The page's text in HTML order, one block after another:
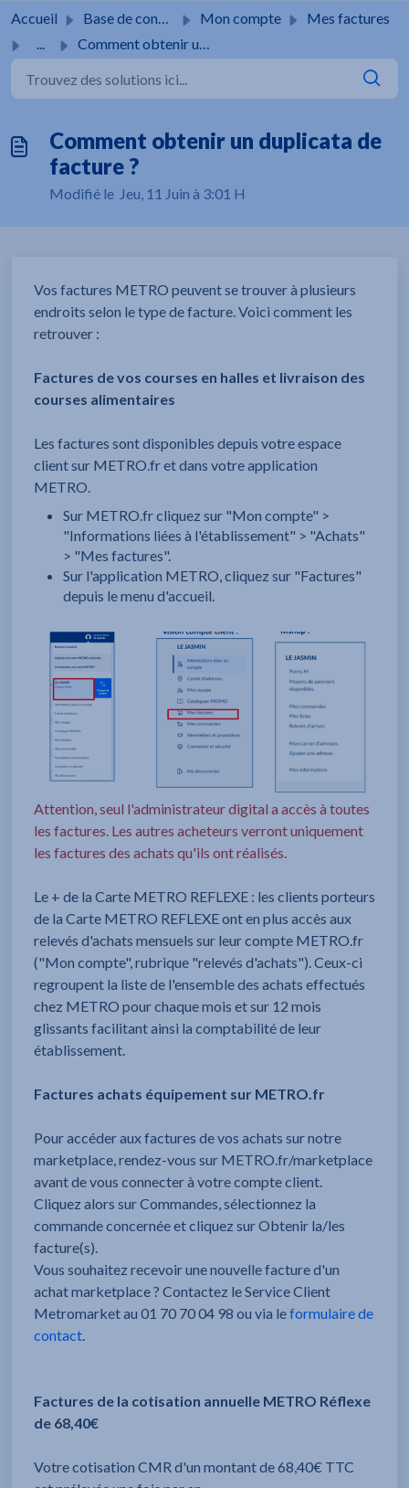
Accueil Base de connaissances Mon compte
Mes factures
...
Comment obtenir un duplicata de facture ?
Comment obtenir un duplicata de
facture ?
Modifié le Jeu, 11 Juin à 3:01 H
Vos factures METRO peuvent se trouver à plusieurs
endroits selon le type de facture. Voici comment les
retrouver :
Factures de vos courses en halles et livraison des
courses alimentaires
Les factures sont disponibles depuis votre espace
client sur METRO.fr et dans votre application
METRO.
Sur METRO.fr cliquez sur "Mon compte" >
"Informations liées à l'établissement" > "Achats"
> "Mes factures".
Sur l'application METRO, cliquez sur "Factures"
depuis le menu d'accueil.
Attention, seul l'administrateur digital a accès à toutes
les factures. Les autres acheteurs verront uniquement
les factures des achats qu'ils ont réalisés.
Le + de la Carte METRO REFLEXE : les clients porteurs
de la Carte METRO REFLEXE ont en plus accès aux
relevés d'achats mensuels sur leur compte METRO.fr
("Mon compte", rubrique "relevés d'achats"). Ceux-ci
regroupent la liste de l'ensemble des achats effectués
chez METRO pour chaque mois et sur 12 mois
glissants facilitant ainsi la comptabilité de leur
établissement.
Factures achats équipement sur METRO.fr
Pour accéder aux factures de vos achats sur notre
marketplace, rendez-vous sur METRO.fr/marketplace
avant de vous connecter à votre compte client.
Cliquez alors sur Commandes, sélectionnez la
commande concernée et cliquez sur Obtenir la/les
facture(s).
Vous souhaitez recevoir une nouvelle facture d'un
achat marketplace ? Contactez le Service Client
Metromarket au 01 70 70 04 98 ou via leformulaire de
contact.
Factures de la cotisation annuelle METRO Réflexe
de 68,40€
Votre cotisation CMR d'un montant de 68,40€ TTC